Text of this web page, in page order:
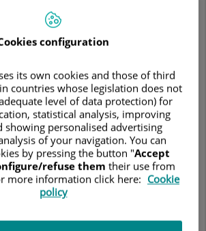
RUBER JUAN BRAVO
APARATO DIGESTIVO
“Tecnología, habilidades y
en cirugía?, dentro del Capítulo IV,
configuration
its own cookies and those of third
countries whose legislation does not
level of data protection) for
statistical analysis, improving
showing personalised advertising
of your navigation. You can
by pressing the button "Accept
refuse them their use from
more information click here: Cookie
policy